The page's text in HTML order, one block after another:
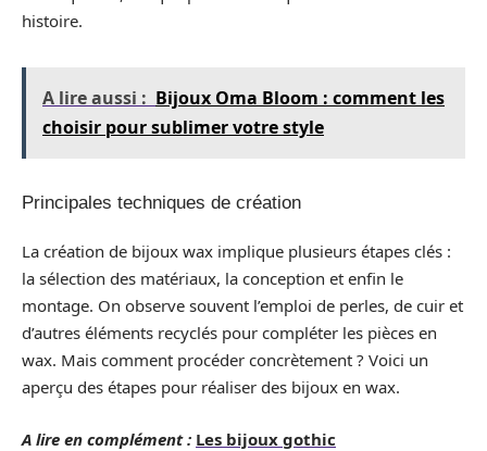
histoire.
A lire aussi : Bijoux Oma Bloom : comment les
choisir pour sublimer votre style
Principales techniques de création
La création de bijoux wax implique plusieurs étapes clés :
la sélection des matériaux, la conception et enfin le
montage. On observe souvent l’emploi de perles, de cuir et
d’autres éléments recyclés pour compléter les pièces en
wax. Mais comment procéder concrètement ? Voici un
aperçu des étapes pour réaliser des bijoux en wax.
A lire en complément : Les bijoux gothic